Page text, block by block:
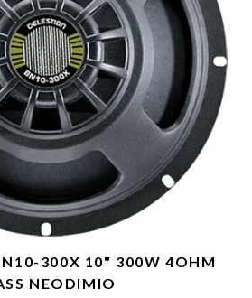
300X 10" 300W 4OHM
NEODIMIO